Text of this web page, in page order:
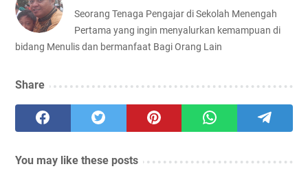
Seorang Tenaga Pengajar di Sekolah Menengah
Pertama yang ingin menyalurkan kemampuan di
bidang Menulis dan bermanfaat Bagi Orang Lain
Share
You may like these posts